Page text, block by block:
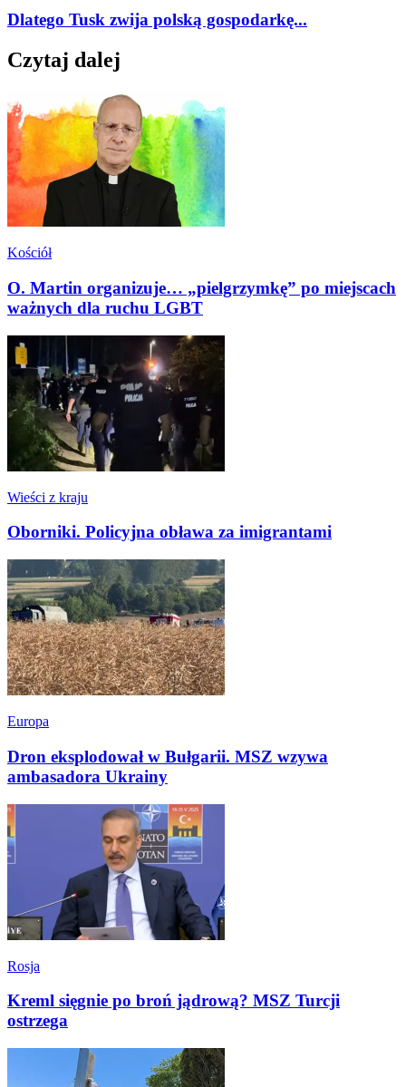
Dlatego Tusk zwija polską gospodarkę...
Czytaj dalej
Kościół
O. Martin organizuje… „pielgrzymkę” po miejscach
ważnych dla ruchu LGBT
Wieści z kraju
Oborniki. Policyjna obława za imigrantami
Europa
Dron eksplodował w Bułgarii. MSZ wzywa
ambasadora Ukrainy
Rosja
Kreml sięgnie po broń jądrową? MSZ Turcji
ostrzega